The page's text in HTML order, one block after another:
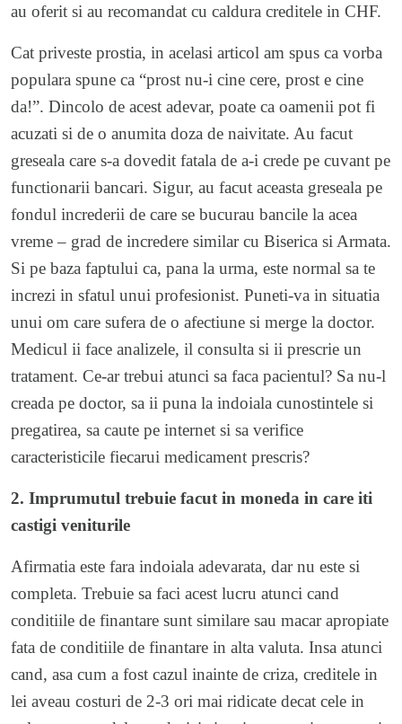
au oferit si au recomandat cu caldura creditele in CHF.
Cat priveste prostia, in acelasi articol am spus ca vorba
populara spune ca “prost nu-i cine cere, prost e cine
da!”. Dincolo de acest adevar, poate ca oamenii pot fi
acuzati si de o anumita doza de naivitate. Au facut
greseala care s-a dovedit fatala de a-i crede pe cuvant pe
functionarii bancari. Sigur, au facut aceasta greseala pe
fondul increderii de care se bucurau bancile la acea
vreme – grad de incredere similar cu Biserica si Armata.
Si pe baza faptului ca, pana la urma, este normal sa te
increzi in sfatul unui profesionist. Puneti-va in situatia
unui om care sufera de o afectiune si merge la doctor.
Medicul ii face analizele, il consulta si ii prescrie un
tratament. Ce-ar trebui atunci sa faca pacientul? Sa nu-l
creada pe doctor, sa ii puna la indoiala cunostintele si
pregatirea, sa caute pe internet si sa verifice
caracteristicile fiecarui medicament prescris?
2. Imprumutul trebuie facut in moneda in care iti
castigi veniturile
Afirmatia este fara indoiala adevarata, dar nu este si
completa. Trebuie sa faci acest lucru atunci cand
conditiile de finantare sunt similare sau macar apropiate
fata de conditiile de finantare in alta valuta. Insa atunci
cand, asa cum a fost cazul inainte de criza, creditele in
lei aveau costuri de 2-3 ori mai ridicate decat cele in